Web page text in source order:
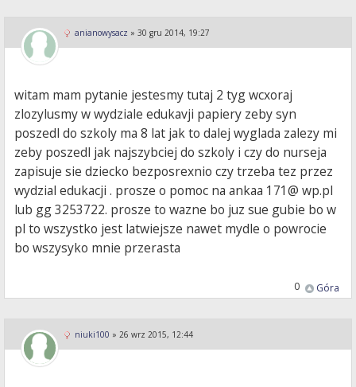
anianowysacz » 30 gru 2014, 19:27
witam mam pytanie jestesmy tutaj 2 tyg wcxoraj
zlozylusmy w wydziale edukavji papiery zeby syn
poszedl do szkoly ma 8 lat jak to dalej wyglada zalezy mi
zeby poszedl jak najszybciej do szkoly i czy do nurseja
zapisuje sie dziecko bezposrexnio czy trzeba tez przez
wydzial edukacji . prosze o pomoc na ankaa 171@ wp.pl
lub gg 3253722. prosze to wazne bo juz sue gubie bo w
pl to wszystko jest latwiejsze nawet mydle o powrocie
bo wszysyko mnie przerasta
Góra
0
niuki100 » 26 wrz 2015, 12:44